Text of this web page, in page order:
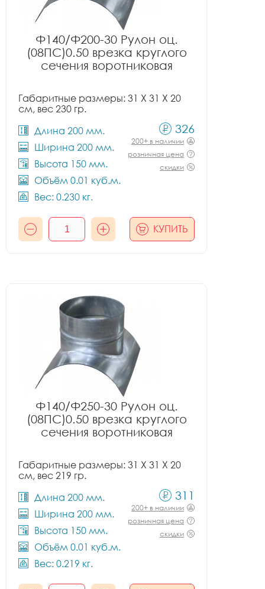
Ф140/Ф200-30 Рулон оц.
(08ПС)0.50 врезка круглого
сечения воротниковая
Габаритные размеры: 31 X 31 X 20
см, вес 230 гр.
Длина 200 мм.
Ширина 200 мм.
Высота 150 мм.
Объём 0.01 куб.м.
Вес: 0.230 кг.
326
200+ в наличии
розничная цена
скидки
КУПИТЬ
Ф140/Ф250-30 Рулон оц.
(08ПС)0.50 врезка круглого
сечения воротниковая
Габаритные размеры: 31 X 31 X 20
см, вес 219 гр.
Длина 200 мм.
Ширина 200 мм.
Высота 150 мм.
Объём 0.01 куб.м.
Вес: 0.219 кг.
311
200+ в наличии
розничная цена
скидки